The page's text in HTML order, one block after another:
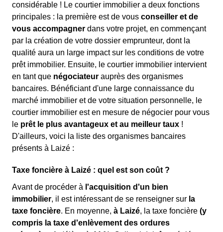
considérable ! Le courtier immobilier a deux fonctions
principales : la première est de vous conseiller et de
vous accompagner dans votre projet, en commençant
par la création de votre dossier emprunteur, dont la
qualité aura un large impact sur les conditions de votre
prêt immobilier. Ensuite, le courtier immobilier intervient
en tant que négociateur auprès des organismes
bancaires. Bénéficiant d'une large connaissance du
marché immobilier et de votre situation personnelle, le
courtier immobilier est en mesure de négocier pour vous
le prêt le plus avantageux et au meilleur taux !
D'ailleurs, voici la liste des organismes bancaires
présents à Laizé :
Taxe foncière à Laizé : quel est son coût ?
Avant de procéder à l'acquisition d'un bien
immobilier, il est intéressant de se renseigner sur la
taxe foncière. En moyenne, à Laizé, la taxe foncière (y
compris la taxe d'enlèvement des ordures